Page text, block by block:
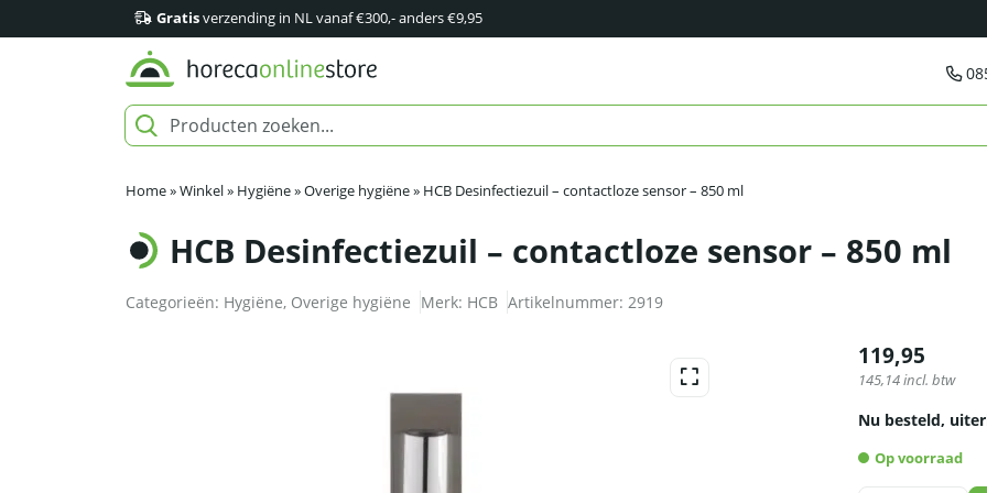
Gratisverzending in NL vanaf €300,- anders €9,95
Home»Winkel» Hygiëne»Overige hygiëne» HCB Desinfectiezuil – contactloze sensor – 850 ml
HCB Desinfectiezuil – contactloze sensor – 850 ml
Categorieën: Hygiëne, Overige hygiëne Merk: HCB Artikelnummer: 2919
119,95
145,14incl. btw
Nu besteld,
Op voorraad